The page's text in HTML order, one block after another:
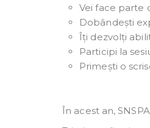
Vei face parte
Dobândești
Îți dezvolți
Participi la
Primești o
În acest an,